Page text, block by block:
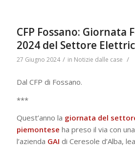
CFP Fossano: Giornata
2024 del Settore
27 Giugno 2024 / in Notizie dalle case /
Dal CFP di Fossano.
***
Quest’anno la giornata del
piemontese ha preso il via con
l’azienda GAI di Ceresole d’Alba,